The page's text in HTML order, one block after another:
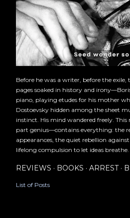
Before he was a writer, before the
pages soaked in history and
piano, playing etudes for his mother
Dostoevsky hidden among the sheet
instinct. His mind wandered freely.
part genius—contains everything: the
appearances, the quiet rebellion
lifelong compulsion to let ideas breathe.
REVIEWS BOOKS ARREST
List of Posts